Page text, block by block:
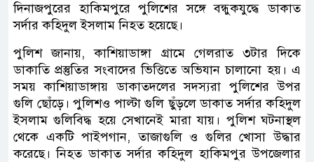
দিনাজপুরের হাকিমপুরে পুলিশের সঙ্গে বন্ধুকযুদ্ধে ডাকাত
সর্দার কহিদুল ইসলাম নিহত হয়েছে।
পুলিশ জানায়, কাশিয়াডাঙ্গা গ্রামে গেলরাত ৩টার দিকে
ডাকাতি প্রস্তুতির সংবাদের ভিত্তিতে অভিযান চালানো হয়। এ
সময় কাশিয়াডাঙ্গায় ডাকাতদলের সদস্যরা পুলিশের উপর
গুলি ছোঁড়ে। পুলিশও পাল্টা গুলি ছুঁড়লে ডাকাত সর্দার কহিদুল
ইসলাম গুলিবিদ্ধ হয়ে সেখানেই মারা যায়। পুলিশ ঘটনাস্থল
থেকে একটি পাইপগান, তাজাগুলি ও গুলির খোসা উদ্ধার
করেছে। নিহত ডাকাত সর্দার কহিদুল হাকিমপুর উপজেলার